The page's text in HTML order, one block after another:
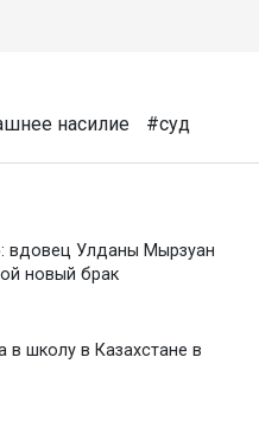
насилие #суд
вдовец Улданы Мырзуан
новый брак
в школу в Казахстане в